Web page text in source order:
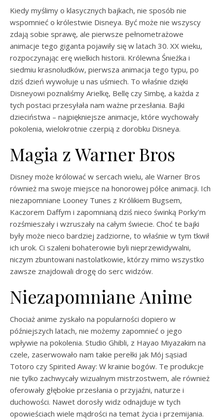
Kiedy myślimy o klasycznych bajkach, nie sposób nie
wspomnieć o królestwie Disneya. Być może nie wszyscy
zdają sobie sprawę, ale pierwsze pełnometrażowe
animacje tego giganta pojawiły się w latach 30. XX wieku,
rozpoczynając erę wielkich historii. Królewna Śnieżka i
siedmiu krasnoludków, pierwsza animacja tego typu, po
dziś dzień wywołuje u nas uśmiech. To właśnie dzięki
Disneyowi poznaliśmy Arielkę, Bellę czy Simbę, a każda z
tych postaci przesyłała nam ważne przesłania. Bajki
dzieciństwa – najpiękniejsze animacje, które wychowały
pokolenia, wielokrotnie czerpią z dorobku Disneya.
Magia z Warner Bros
Disney może królować w sercach wielu, ale Warner Bros
również ma swoje miejsce na honorowej półce animacji. Ich
niezapomniane Looney Tunes z Królikiem Bugsem,
Kaczorem Daffym i zapomnianą dziś nieco świnką Porky’m
rozśmieszały i wzruszały na całym świecie. Choć te bajki
były może nieco bardziej zadziorne, to właśnie w tym tkwił
ich urok. Ci szaleni bohaterowie byli nieprzewidywalni,
niczym zbuntowani nastolatkowie, którzy mimo wszystko
zawsze znajdowali drogę do serc widzów.
Niezapomniane Anime
Chociaż anime zyskało na popularności dopiero w
późniejszych latach, nie możemy zapomnieć o jego
wpływie na pokolenia. Studio Ghibli, z Hayao Miyazakim na
czele, zaserwowało nam takie perełki jak Mój sąsiad
Totoro czy Spirited Away: W krainie bogów. Te produkcje
nie tylko zachwycały wizualnym mistrzostwem, ale również
oferowały głębokie przesłania o przyjaźni, naturze i
duchowości. Nawet dorosły widz odnajduje w tych
opowieściach wiele mądrości na temat życia i przemijania.